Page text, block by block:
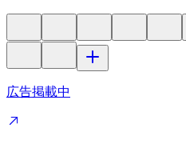
広告掲載中